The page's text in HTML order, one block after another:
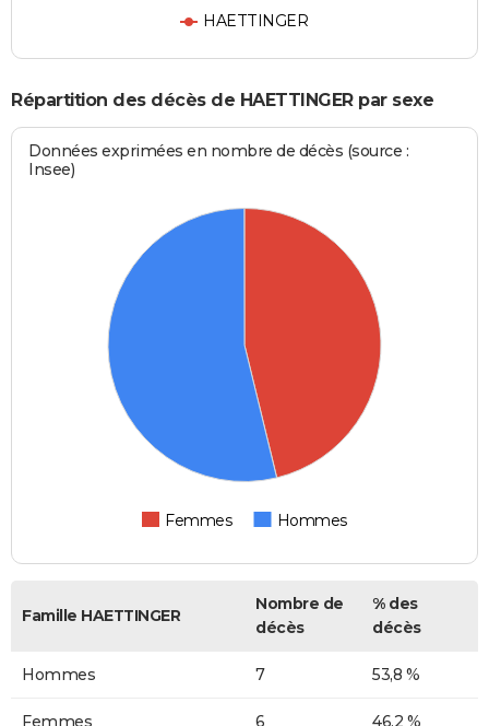
HAETTINGER
Répartition des décès de HAETTINGER par sexe
Données exprimées en nombre de décès (source :
Insee)
Femmes Hommes
Famille HAETTINGER
Nombre de
décès
% des
décès
Hommes 7 53,8 %
Femmes 6 46,2 %